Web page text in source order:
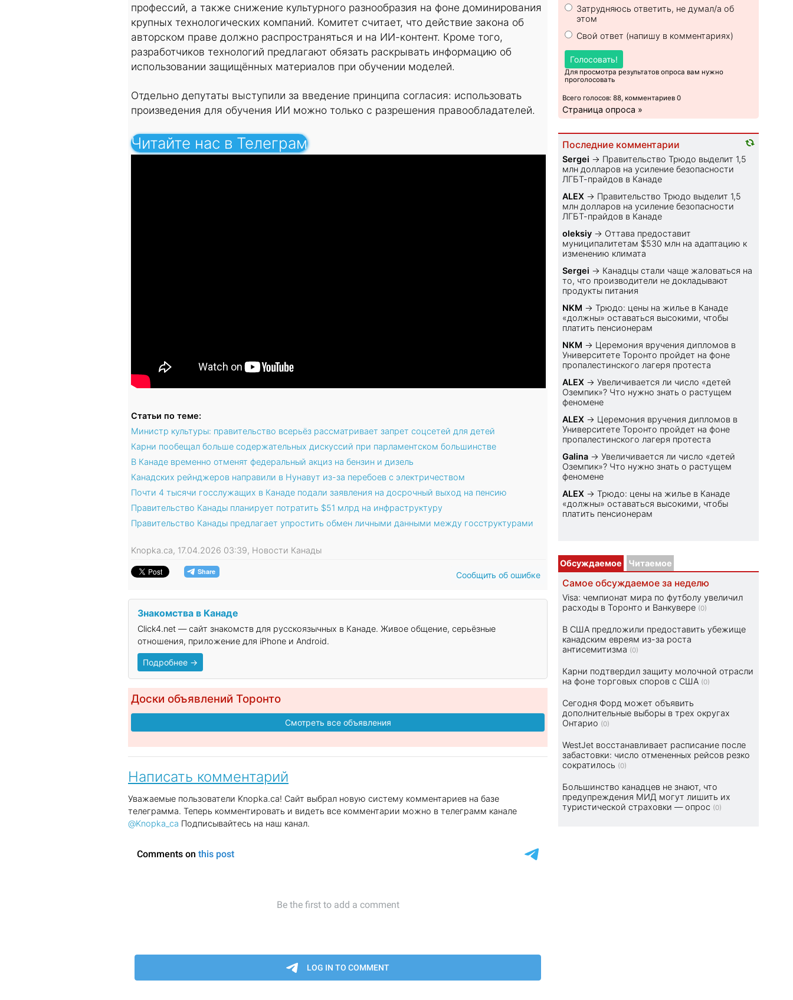
профессий, а также снижение культурного разнообразия на фоне доминирования
крупных технологических компаний. Комитет считает, что действие закона об
авторском праве должно распространяться и на ИИ-контент. Кроме того,
разработчиков технологий предлагают обязать раскрывать информацию об
использовании защищённых материалов при обучении моделей.
Отдельно депутаты выступили за введение принципа согласия: использовать
произведения для обучения ИИ можно только с разрешения правообладателей.
Читайте нас в Телеграм
Статьи по теме:
Министр культуры: правительство всерьёз рассматривает запрет соцсетей для детей
Карни пообещал больше содержательных дискуссий при парламентском большинстве
В Канаде временно отменят федеральный акциз на бензин и дизель
Канадских рейнджеров направили в Нунавут из-за перебоев с электричеством
Почти 4 тысячи госслужащих в Канаде подали заявления на досрочный выход на пенсию
Правительство Канады планирует потратить $51 млрд на инфраструктуру
Правительство Канады предлагает упростить обмен личными данными между госструктурами
Knopka.ca, 17.04.2026 03:39, Новости Канады
Сообщить об ошибке
Знакомства в Канаде
Click4.net — сайт знакомств для русскоязычных в Канаде. Живое общение, серьёзные
отношения, приложение для iPhone и Android.
Подробнее →
Доски объявлений Торонто
Смотреть все объявления
Написать комментарий
Уважаемые пользователи Knopka.ca! Сайт выбрал новую систему комментариев на базе
телеграмма. Теперь комментировать и видеть все комментарии можно в телеграмм канале
@Knopka_ca Подписывайтесь на наш канал.
Затрудняюсь ответить, не думал/а об
этом
Свой ответ (напишу в комментариях)
Голосовать!
Для просмотра результатов опроса вам нужно
проголосовать
Всего голосов: 88, комментариев 0
Страница опроса »
Последние комментарии
Sеrgei → Правительство Трюдо выделит 1,5
млн долларов на усиление безопасности
ЛГБТ-прайдов в Канаде
ALEX → Правительство Трюдо выделит 1,5
млн долларов на усиление безопасности
ЛГБТ-прайдов в Канаде
oleksiy → Оттава предоставит
муниципалитетам $530 млн на адаптацию к
изменению климата
Sеrgei → Канадцы стали чаще жаловаться на
то, что производители не докладывают
продукты питания
NKM →Трюдо: цены на жилье в Канаде
«должны» оставаться высокими, чтобы
платить пенсионерам
NKM → Церемония вручения дипломов в
Университете Торонто пройдет на фоне
пропалестинского лагеря протеста
ALEX →Увеличивается ли число «детей
Оземпик»? Что нужно знать о растущем
феномене
ALEX → Церемония вручения дипломов в
Университете Торонто пройдет на фоне
пропалестинского лагеря протеста
Galina →Увеличивается ли число «детей
Оземпик»? Что нужно знать о растущем
феномене
ALEX →Трюдо: цены на жилье в Канаде
«должны» оставаться высокими, чтобы
платить пенсионерам
Обсуждаемое Читаемое
Самое обсуждаемое за неделю
Visa: чемпионат мира по футболу увеличил
расходы в Торонто и Ванкувере (0)
В США предложили предоставить убежище
канадским евреям из-за роста
антисемитизма (0)
Карни подтвердил защиту молочной отрасли
на фоне торговых споров с США (0)
Сегодня Форд может объявить
дополнительные выборы в трех округах
Онтарио (0)
WestJet восстанавливает расписание после
забастовки: число отмененных рейсов резко
сократилось (0)
Большинство канадцев не знают, что
предупреждения МИД могут лишить их
туристической страховки — опрос (0)